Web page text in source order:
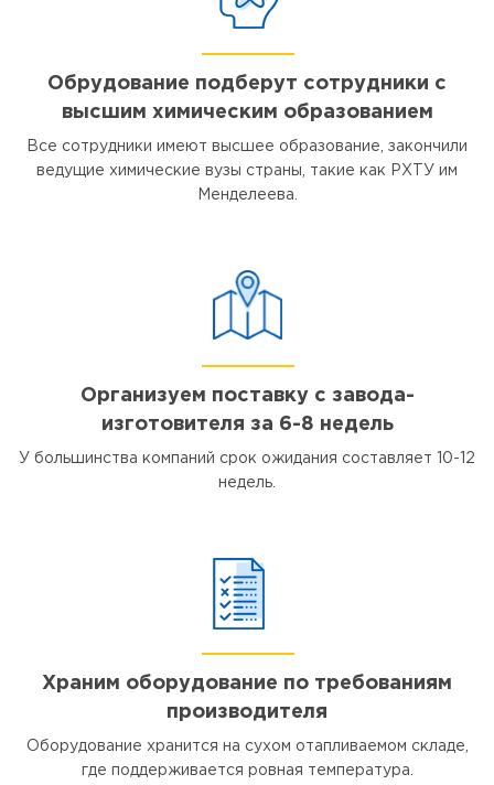
Обрудование подберут сотрудники с
высшим химическим образованием
Все сотрудники имеют высшее образование, закончили
ведущие химические вузы страны, такие как РХТУ им
Менделеева.
Организуем поставку с завода-
изготовителя за 6-8 недель
У большинства компаний срок ожидания составляет 10-12
недель.
Храним оборудование по требованиям
производителя
Оборудование хранится на сухом отапливаемом складе,
где поддерживается ровная температура.